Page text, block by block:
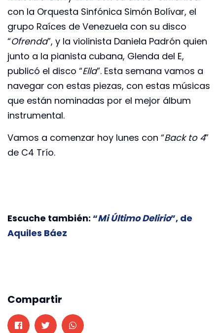
con la Orquesta Sinfónica Simón Bolívar, el
grupo Raíces de Venezuela con su disco
“Ofrenda”, y la violinista Daniela Padrón quien
junto a la pianista cubana, Glenda del E,
publicó el disco “Ella”. Esta semana vamos a
navegar con estas piezas, con estas músicas
que están nominadas por el mejor álbum
instrumental.
Vamos a comenzar hoy lunes con “Back to 4”
de C4 Trío.
Escuche también: “Mi Último Delirio”, de
Aquiles Báez
Compartir